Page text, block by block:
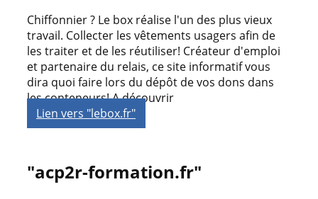
Chiffonnier ? Le box réalise l'un des plus vieux
travail. Collecter les vêtements usagers afin de
les traiter et de les réutiliser! Créateur d'emploi
et partenaire du relais, ce site informatif vous
dira quoi faire lors du dépôt de vos dons dans
les conteneurs! A découvrir
Lien vers "lebox.fr"
"acp2r-formation.fr"